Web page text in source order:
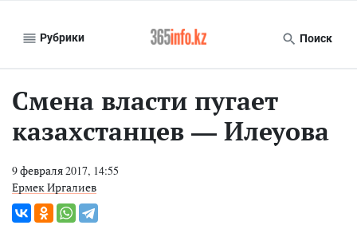
Рубрики Поиск
Смена власти пугает
казахстанцев — Илеуова
9 февраля 2017, 14:55
Ермек Иргалиев